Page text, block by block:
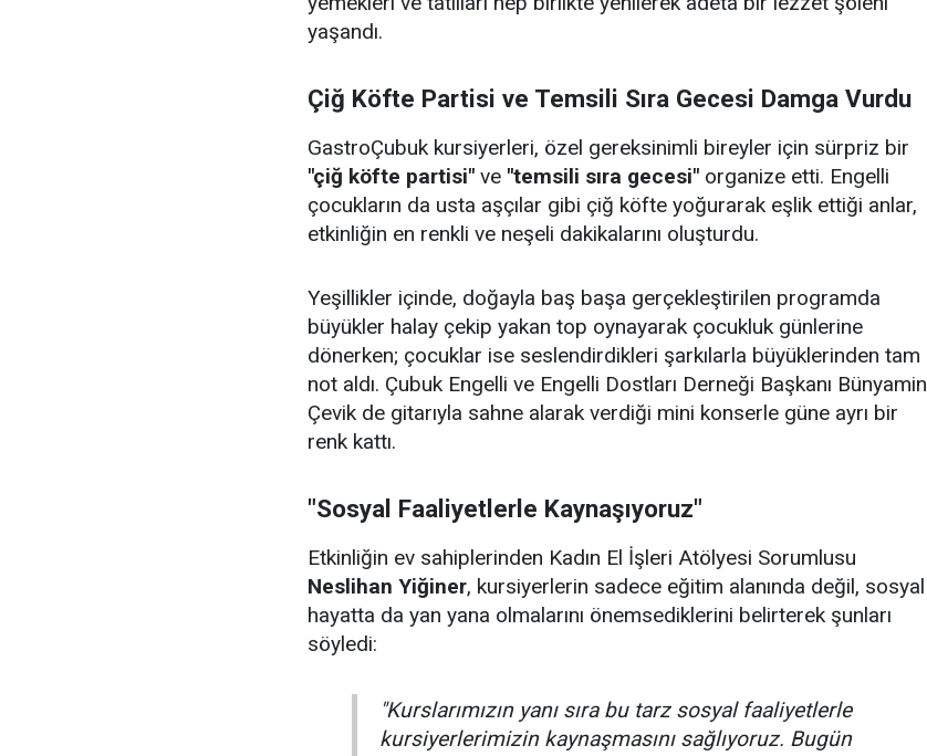
yaşandı.
Çiğ Köfte Partisi ve Temsili Sıra Gecesi Damga Vurdu
GastroÇubuk kursiyerleri, özel gereksinimli bireyler için sürpriz bir
"çiğ köfte partisi" ve "temsili sıra gecesi" organize etti. Engelli
çocukların da usta aşçılar gibi çiğ köfte yoğurarak eşlik ettiği anlar,
etkinliğin en renkli ve neşeli dakikalarını oluşturdu.
Yeşillikler içinde, doğayla baş başa gerçekleştirilen programda
büyükler halay çekip yakan top oynayarak çocukluk günlerine
dönerken; çocuklar ise seslendirdikleri şarkılarla büyüklerinden tam
not aldı. Çubuk Engelli ve Engelli Dostları Derneği Başkanı Bünyamin
Çevik de gitarıyla sahne alarak verdiği mini konserle güne ayrı bir
renk kattı.
"Sosyal Faaliyetlerle Kaynaşıyoruz"
Etkinliğin ev sahiplerinden Kadın El İşleri Atölyesi Sorumlusu
Neslihan Yiğiner, kursiyerlerin sadece eğitim alanında değil, sosyal
hayatta da yan yana olmalarını önemsediklerini belirterek şunları
söyledi:
"Kurslarımızın yanı sıra bu tarz sosyal faaliyetlerle
kursiyerlerimizin kaynaşmasını sağlıyoruz. Bugün